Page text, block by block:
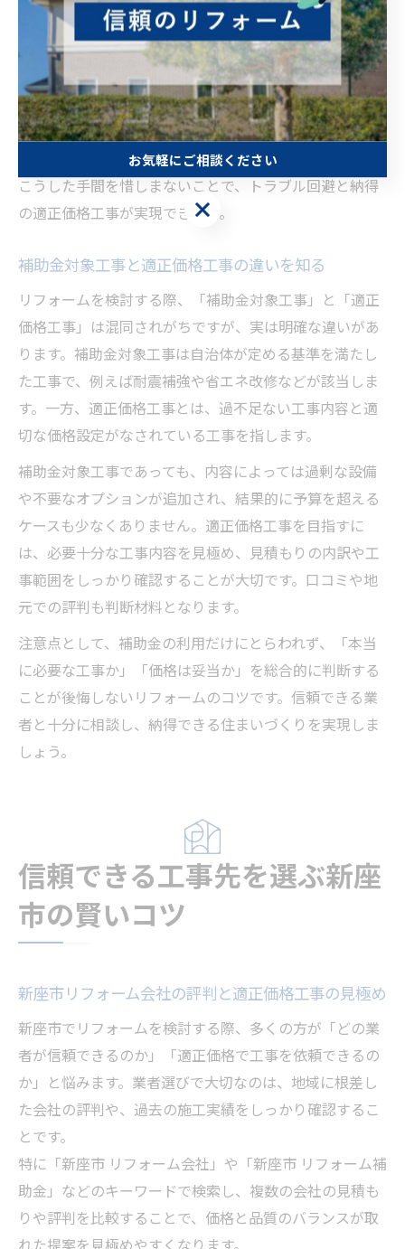
いう利用者の声もあり、慎重な比較が納得のリフォーム
につながります。地元業者の口コミや実績も参考にしま
しょう。
コツとして、補助金申請の際は、工事内容が補助金の要
件を満たしているかを業者と一緒に確認し、見積書や契
約内容に不明点がないかチェックすることが大切です。
こうした手間を惜しまないことで、トラブル回避と納得
の適正価格工事が実現できます。
補助金対象工事と適正価格工事の違いを知る
リフォームを検討する際、「補助金対象工事」と「適正
価格工事」は混同されがちですが、実は明確な違いがあ
ります。補助金対象工事は自治体が定める基準を満たし
た工事で、例えば耐震補強や省エネ改修などが該当しま
す。一方、適正価格工事とは、過不足ない工事内容と適
切な価格設定がなされている工事を指します。
補助金対象工事であっても、内容によっては過剰な設備
や不要なオプションが追加され、結果的に予算を超える
ケースも少なくありません。適正価格工事を目指すに
は、必要十分な工事内容を見極め、見積もりの内訳や工
事範囲をしっかり確認することが大切です。口コミや地
元での評判も判断材料となります。
注意点として、補助金の利用だけにとらわれず、「本当
に必要な工事か」「価格は妥当か」を総合的に判断する
ことが後悔しないリフォームのコツです。信頼できる業
者と十分に相談し、納得できる住まいづくりを実現しま
しょう。
信頼できる工事先を選ぶ新座
市の賢いコツ
新座市リフォーム会社の評判と適正価格工事の見極め
新座市でリフォームを検討する際、多くの方が「どの業
者が信頼できるのか」「適正価格で工事を依頼できるの
か」と悩みます。業者選びで大切なのは、地域に根差し
た会社の評判や、過去の施工実績をしっかり確認するこ
とです。
特に「新座市 リフォーム会社」や「新座市 リフォーム補
助金」などのキーワードで検索し、複数の会社の見積も
りや評判を比較することで、価格と品質のバランスが取
お気軽にご相談ください
お気軽にご相談ください